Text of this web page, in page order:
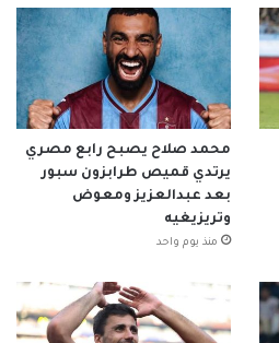
محمد صلاح يصبح رابع مصري
يرتدي قميص طرابزون سبور
بعد عبدالعزيز ومعوض
وتريزيغيه
منذ يوم واحد